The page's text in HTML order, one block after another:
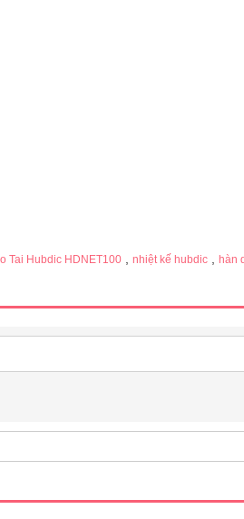
Tai Hubdic HDNET100 nhiệt kế hubdic hàn